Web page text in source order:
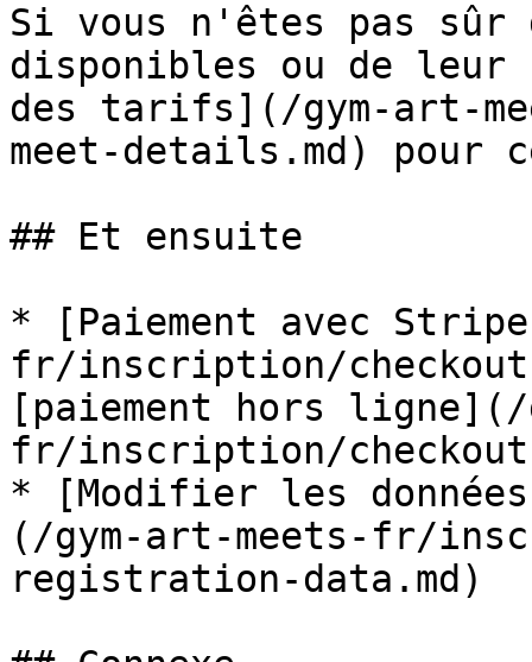
Si vous n'êtes pas sûr
disponibles ou de
des tarifs](/gym-art-
meet-details.md) pour
## Et ensuite
* [Paiement avec
fr/inscription/
[paiement hors ligne](/
fr/inscription/
* [Modifier les
(/gym-art-meets-fr/
registration-data.md)